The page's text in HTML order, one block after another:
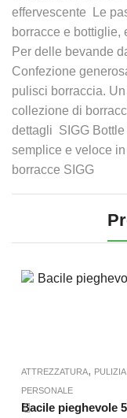
effervescente  Le
borracce e bottiglie,
Per delle bevande
Confezione
pulisci borraccia.
collezione di
dettagli  SIGG
semplice e veloce
borracce SIGG
ATTREZZATURA,
PERSONALE
Bacile pieghevole